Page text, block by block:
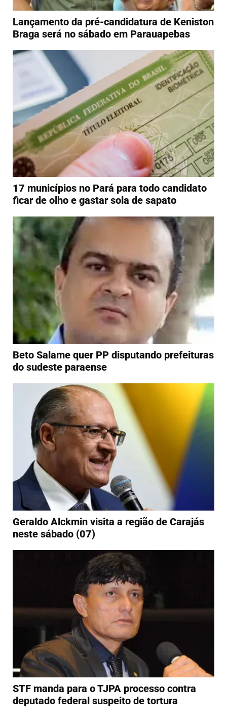
Lançamento da pré-candidatura de Keniston
Braga será no sábado em Parauapebas
17 municípios no Pará para todo candidato
ficar de olho e gastar sola de sapato
Beto Salame quer PP disputando prefeituras
do sudeste paraense
Geraldo Alckmin visita a região de Carajás
neste sábado (07)
STF manda para o TJPA processo contra
deputado federal suspeito de tortura